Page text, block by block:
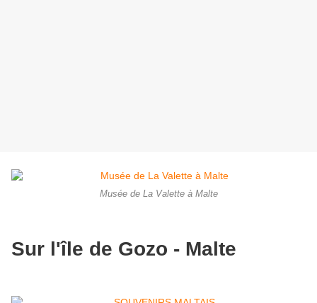
Musée de La Valette à Malte
Sur l'île de Gozo - Malte